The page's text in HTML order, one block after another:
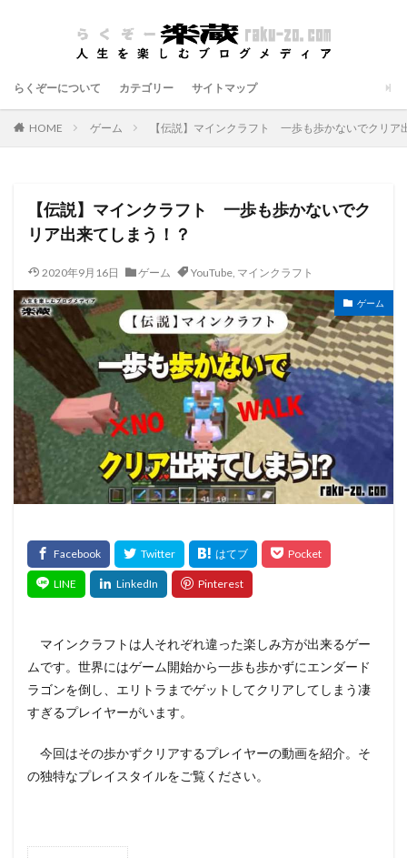
らくぞーについて カテゴリー サイトマップ
HOME ゲーム 【伝説】マインクラフト 一歩も歩かないでクリア
【伝説】マインクラフト 一歩も歩かないでク
リア出来てしまう！？
2020年9月16日 ゲーム YouTube, マインクラフト
ゲーム
マインクラフトは人それぞれ違った楽しみ方が出来るゲー
ムです。世界にはゲーム開始から一歩も歩かずにエンダード
ラゴンを倒し、エリトラまでゲットしてクリアしてしまう凄
すぎるプレイヤーがいます。
今回はその歩かずクリアするプレイヤーの動画を紹介。そ
の独特なプレイスタイルをご覧ください。